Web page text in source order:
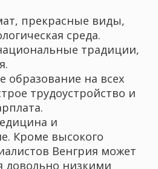
прекрасные виды,
среда.
традиции,
образование на всех
трудоустройство и
и
Кроме высокого
Венгрия может
довольно низкими